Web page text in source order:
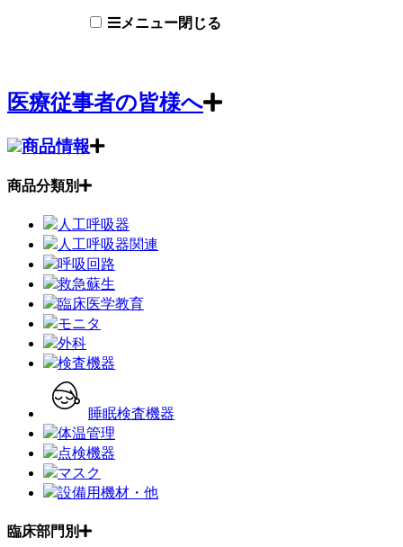
メニュー閉じる
医療従事者の皆様へ
商品情報
商品分類別
人工呼吸器
人工呼吸器関連
呼吸回路
救急蘇生
臨床医学教育
モニタ
外科
検査機器
睡眠検査機器
体温管理
点検機器
マスク
設備用機材・他
臨床部門別